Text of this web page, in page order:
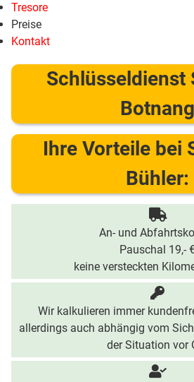
Tresore
Preise
Kontakt
Schlüsseldienst
Botnang
Ihre Vorteile bei
Bühler:
An- und
Pauschal 19,-
keine versteckten
Wir kalkulieren immer
allerdings auch abhängig vom
der Situation vor